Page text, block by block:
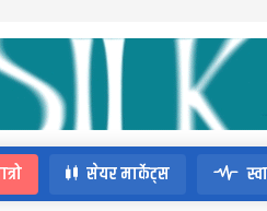
सेयर मार्केट्स